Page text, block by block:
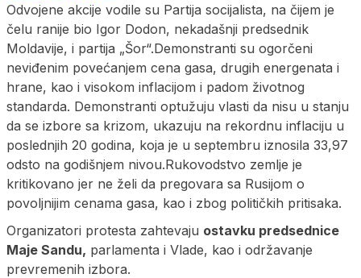
Odvojene akcije vodile su Partija socijalista, na čijem je
čelu ranije bio Igor Dodon, nekadašnji predsednik
Moldavije, i partija „Šor“.Demonstranti su ogorčeni
neviđenim povećanjem cena gasa, drugih energenata i
hrane, kao i visokom inflacijom i padom životnog
standarda. Demonstranti optužuju vlasti da nisu u stanju
da se izbore sa krizom, ukazuju na rekordnu inflaciju u
poslednjih 20 godina, koja je u septembru iznosila 33,97
odsto na godišnjem nivou.Rukovodstvo zemlje je
kritikovano jer ne želi da pregovara sa Rusijom o
povoljnijim cenama gasa, kao i zbog političkih pritisaka.
Organizatori protesta zahtevaju ostavku predsednice
Maje Sandu, parlamenta i Vlade, kao i održavanje
prevremenih izbora.